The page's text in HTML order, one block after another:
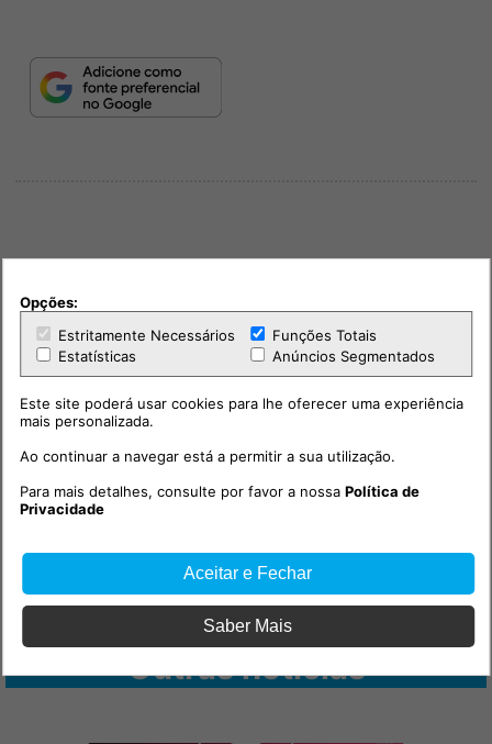
Outras notícias
Opções:
Estritamente Necessários
Funções Totais
Estatísticas
Anúncios Segmentados
Este site poderá usar cookies para lhe oferecer uma experiência
mais personalizada.
Ao continuar a navegar está a permitir a sua utilização.
Para mais detalhes, consulte por favor a nossaPolítica de
Privacidade
Aceitar e Fechar
Saber Mais